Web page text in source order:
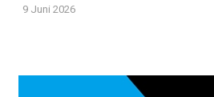
9 Juni 2026